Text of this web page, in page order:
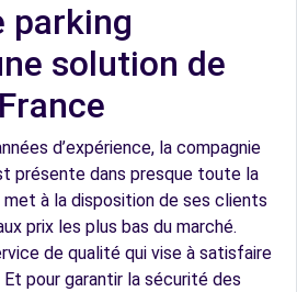
parking
solution de
d’expérience, la compagnie
présente dans presque toute la
met à la disposition de ses clients
prix les plus bas du marché.
de qualité qui vise à satisfaire
pour garantir la sécurité des